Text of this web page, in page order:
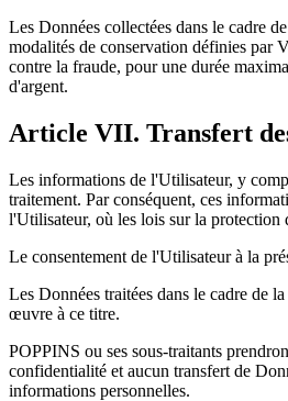
Les Données collectées dans le cadre
modalités de conservation définies par
contre la fraude, pour une durée
d'argent.
Article VII. Transfert
Les informations de l'Utilisateur, y
traitement. Par conséquent, ces
l'Utilisateur, où les lois sur la protection
Le consentement de l'Utilisateur à la
Les Données traitées dans le cadre de
œuvre à ce titre.
POPPINS ou ses sous-traitants
confidentialité et aucun transfert de
informations personnelles.